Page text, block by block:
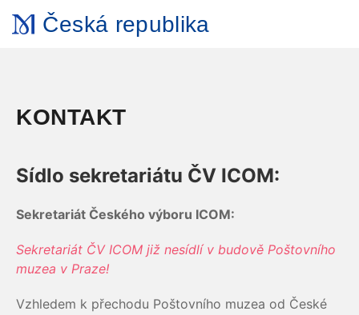
Česká republika
KONTAKT
Sídlo sekretariátu ČV ICOM:
Sekretariát Českého výboru ICOM:
Sekretariát ČV ICOM již nesídlí v budově Poštovního
muzea v Praze!
Vzhledem k přechodu Poštovního muzea od České